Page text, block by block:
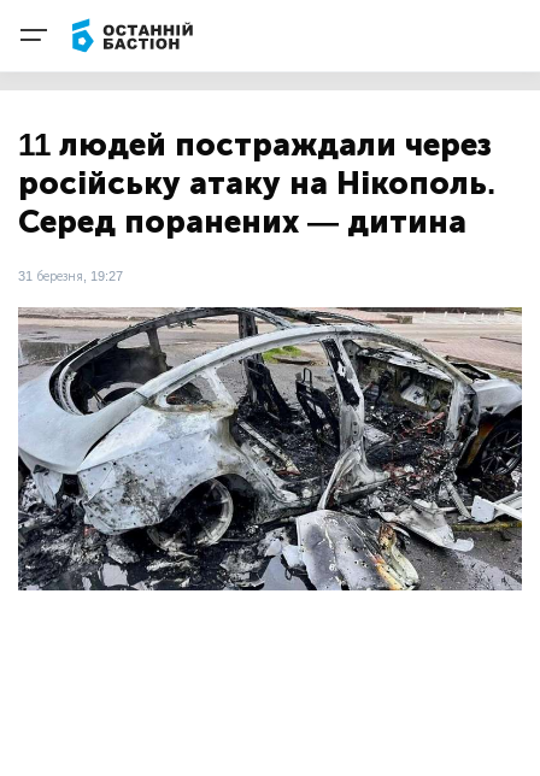
11 людей постраждали через
російську атаку на Нікополь.
Серед поранених — дитина
31 березня, 19:27